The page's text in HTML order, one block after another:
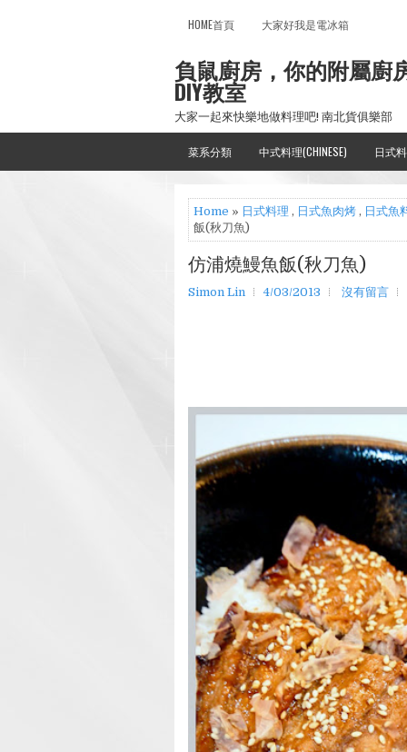
HOME首頁 大家好我是電冰箱
負鼠廚房，你的附屬廚
DIY教室
大家一起來快樂地做料理吧! 南北貨俱樂部
菜系分類 中式料理(CHINESE) 日式
Home » 日式料理 , 日式魚肉烤 , 日式魚
飯(秋刀魚)
仿浦燒鰻魚飯(秋刀魚)
Simon Lin 4/03/2013 沒有留言